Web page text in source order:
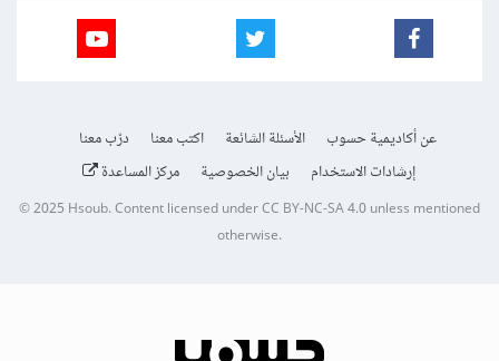
عن أكاديمية حسوب الأسئلة الشائعة اكتب معنا
درّب معنا
إرشادات الاستخدام
بيان الخصوصية مركز المساعدة
© 2025Hsoub.Content licensed underCC BY-NC-SA 4.0unless mentioned
otherwise.